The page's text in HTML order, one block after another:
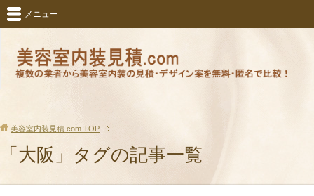
メニュー
美容室内装見積.com TOP
「大阪」タグの記事一覧